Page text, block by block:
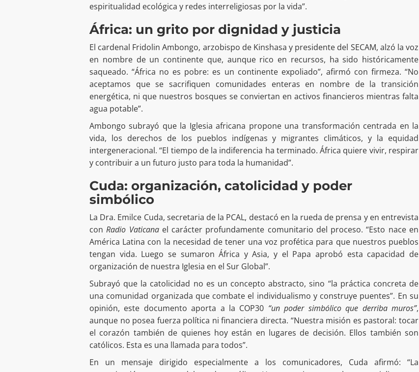
espiritualidad ecológica y redes interreligiosas por la vida”.
África: un grito por dignidad y justicia
El cardenal Fridolin Ambongo, arzobispo de Kinshasa y presidente del SECAM, alzó la voz
en nombre de un continente que, aunque rico en recursos, ha sido históricamente
saqueado. “África no es pobre: es un continente expoliado”, afirmó con firmeza. “No
aceptamos que se sacrifiquen comunidades enteras en nombre de la transición
energética, ni que nuestros bosques se conviertan en activos financieros mientras falta
agua potable”.
Ambongo subrayó que la Iglesia africana propone una transformación centrada en la
vida, los derechos de los pueblos indígenas y migrantes climáticos, y la equidad
intergeneracional. “El tiempo de la indiferencia ha terminado. África quiere vivir, respirar
y contribuir a un futuro justo para toda la humanidad”.
Cuda: organización, catolicidad y poder
simbólico
La Dra. Emilce Cuda, secretaria de la PCAL, destacó en la rueda de prensa y en entrevista
conRadio Vaticanael carácter profundamente comunitario del proceso. “Esto nace en
América Latina con la necesidad de tener una voz profética para que nuestros pueblos
tengan vida. Luego se sumaron África y Asia, y el Papa aprobó esta capacidad de
organización de nuestra Iglesia en el Sur Global”.
Subrayó que la catolicidad no es un concepto abstracto, sino “la práctica concreta de
una comunidad organizada que combate el individualismo y construye puentes”. En su
opinión, este documento aporta a la COP30 “un poder simbólico que derriba muros”,
aunque no posea fuerza política ni financiera directa. “Nuestra misión es pastoral: tocar
el corazón también de quienes hoy están en lugares de decisión. Ellos también son
católicos. Esta es una llamada para todos”.
En un mensaje dirigido especialmente a los comunicadores, Cuda afirmó: “La